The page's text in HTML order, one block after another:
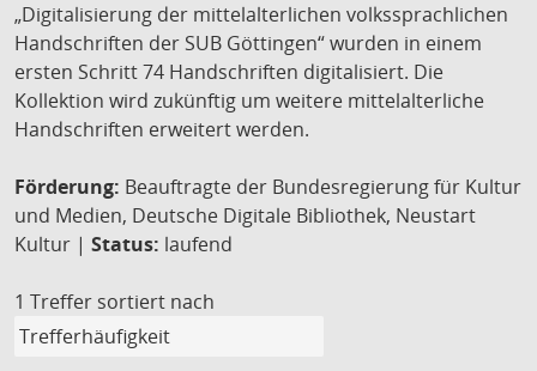
„Digitalisierung der mittelalterlichen volkssprachlichen
Handschriften der SUB Göttingen“ wurden in einem
ersten Schritt 74 Handschriften digitalisiert. Die
Kollektion wird zukünftig um weitere mittelalterliche
Handschriften erweitert werden.
Förderung: Beauftragte der Bundesregierung für Kultur
und Medien, Deutsche Digitale Bibliothek, Neustart
Kultur | Status: laufend
1 Treffer sortiert nach